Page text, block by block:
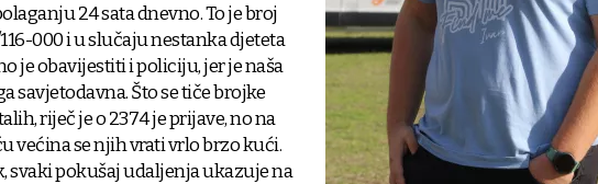
24 sata dnevno. To je broj
000 i u slučaju nestanka djeteta
je obavijestiti i policiju, jer je naša
savjetodavna. Što se tiče brojke
riječ je o 2374 je prijave, no na
većina se njih vrati vrlo brzo kući.
svaki pokušaj udaljenja ukazuje na